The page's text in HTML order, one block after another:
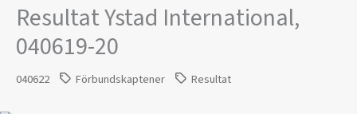
Resultat Ystad International,
040619-20
040622 Förbundskaptener Resultat